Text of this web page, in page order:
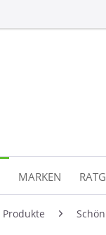
MARKEN
Produkte